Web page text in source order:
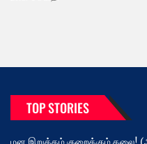
TOP STORIES